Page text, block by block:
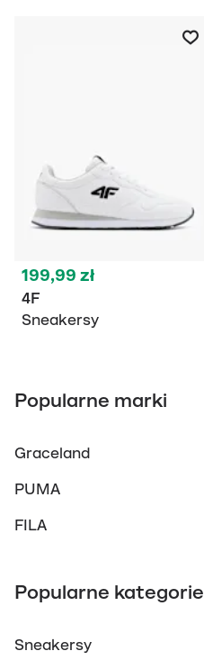
199,99 zł
4F
Sneakersy
Popularne marki
Graceland
PUMA
FILA
Popularne kategorie
Sneakersy